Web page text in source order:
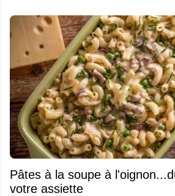
Pâtes à la soupe à
votre assiette